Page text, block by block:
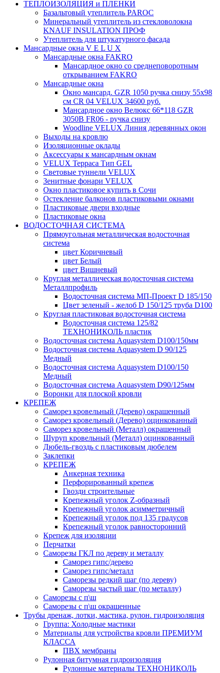
ТЕПЛОИЗОЛЯЦИЯ и ПЛЕНКИ
Базальтовый утеплитель PAROC
Минеральный утеплитель из стекловолокна
KNAUF INSULATION ПРОФ
Утеплитель для штукатурного фасада
Мансардные окна V E L U X
Мансардные окна FAKRO
Мансардное окно со среднеповоротным
открыванием FAKRO
Мансардные окна
Окно мансард. GZR 1050 ручка снизу 55х98
см CR 04 VELUX 34600 руб.
Мансардное окно Велюкс 66*118 GZR
3050B FR06 - ручка снизу
Woodline VELUX Линия деревянных окон
Выходы на кровлю
Изоляционные оклады
Аксессуары к мансардным окнам
VELUX Терраса Тип GEL
Световые туннели VELUX
Зенитные фонари VELUX
Окно пластиковое купить в Сочи
Остекление балконов пластиковыми окнами
Пластиковые двери входные
Пластиковые окна
ВОДОСТОЧНАЯ СИСТЕМА
Прямоугольная металлическая водосточная
система
цвет Коричневый
цвет Белый
цвет Вишневый
Круглая металлическая водосточная система
Металлпрофиль
Водосточная система МП-Проект D 185/150
Цвет зеленый - желоб D 150/125 труба D100
Круглая пластиковая водосточная система
Водосточная система 125/82
ТЕХНОНИКОЛЬ пластик
Водосточная система Aquasystem D100/150мм
Водосточная система Aquasystem D 90/125
Медный
Водосточная система Aquasystem D100/150
Медный
Водосточная система Aquasystem D90/125мм
Воронки для плоской кровли
КРЕПЕЖ
Саморез кровельный (Дерево) окрашенный
Саморез кровельный (Дерево) оцинкованный
Саморез кровельный (Металл) окрашенный
Шуруп кровельный (Металл) оцинкованный
Дюбель-гвоздь с пластиковым дюбелем
Заклепки
КРЕПЕЖ
Анкерная техника
Перфорированный крепеж
Гвозди строительные
Крепежный уголок Z-образный
Крепежный уголок асимметричный
Крепежный уголок под 135 градусов
Крепежный уголок равносторонний
Крепеж для изоляции
Перчатки
Саморезы ГКЛ по дереву и металлу
Саморез гипс/дерево
Саморез гипс/металл
Саморезы редкий шаг (по дереву)
Саморезы частый шаг (по металлу)
Саморезы с п\ш
Саморезы с п\ш окрашенные
Трубы дренаж, лотки, мастика, рулон. гидроизоляция
Группа: Холодные мастики
Материалы для устройства кровли ПРЕМИУМ
КЛАССА
ПВХ мембраны
Рулонная битумная гидроизоляция
Рулонные материалы ТЕХНОНИКОЛЬ